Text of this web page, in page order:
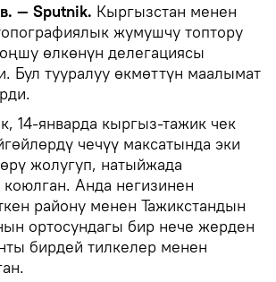
— Sputnik. Кыргызстан менен
жумушчу топтору
өлкөнүн делегациясы
Бул тууралуу өкмөттүн маалымат
14-январда кыргыз-тажик чек
чечүү максатында эки
жолугуп, натыйжада
коюлган. Анда негизинен
району менен Тажикстандын
ортосундагы бир нече жерден
бирдей тилкелер менен